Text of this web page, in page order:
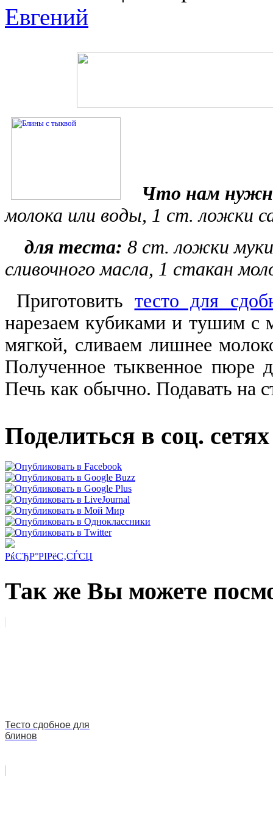
Евгений
Что нам
молока или воды, 1 ст. ложки
для теста: 8 ст. ложки
сливочного масла, 1 стакан
Приготовить тесто для
нарезаем кубиками и тушим с
мягкой, сливаем лишнее
Полученное тыквенное пюре
Печь как обычно. Подавать на
Поделиться в соц. сетях
РќСЂР°РІРёС‚СЃСЏ
Так же Вы можете
Тесто сдобное для
блинов